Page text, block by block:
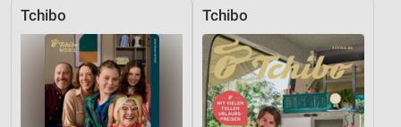
Tchibo Tchibo
Funktional
Werbung